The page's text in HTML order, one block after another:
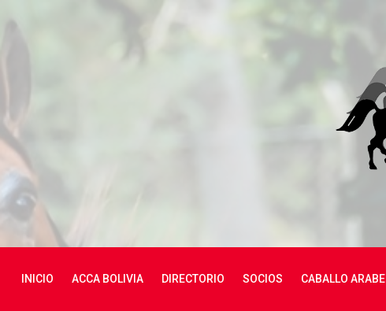
INICIO ACCA BOLIVIA DIRECTORIO SOCIOS CABALLO ARABE